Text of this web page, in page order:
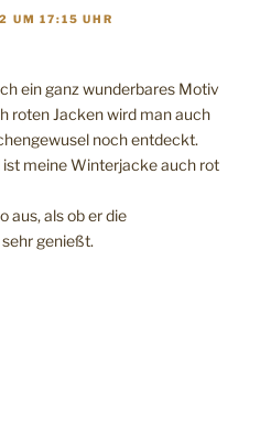
UM 17:15 UHR
ein ganz wunderbares Motiv
roten Jacken wird man auch
noch entdeckt.
ist meine Winterjacke auch rot
aus, als ob er die
genießt.